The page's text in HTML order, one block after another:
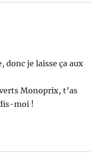
donc je laisse ça aux
Monoprix, t’as
moi !